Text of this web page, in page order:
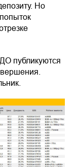
Но
публикуются